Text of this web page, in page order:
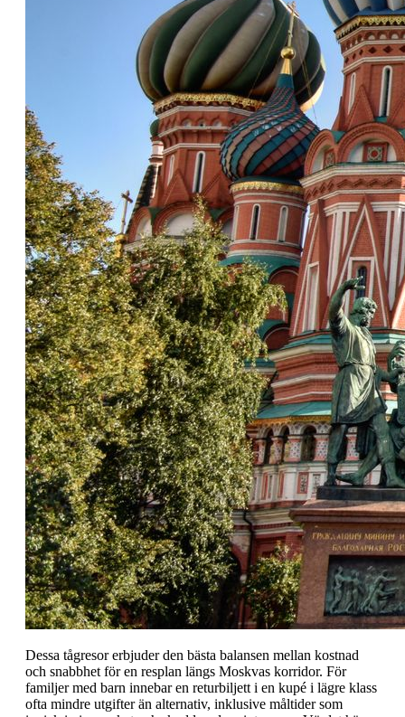
Dessa tågresor erbjuder den bästa balansen mellan kostnad
och snabbhet för en resplan längs Moskvas korridor. För
familjer med barn innebar en returbiljett i en kupé i lägre klass
ofta mindre utgifter än alternativ, inklusive måltider som